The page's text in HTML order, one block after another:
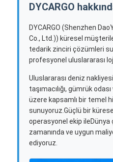
DYCARGO
DYCARGO (Shenzhen
Co., Ltd.)) küresel
tedarik zinciri çözümleri
profesyonel uluslararası
Uluslararası deniz
taşımacılığı, gümrük
üzere kapsamlı bir temel
sunuyoruz.Güçlü bir
operasyonel ekip ileDünya
zamanında ve uygun
ediyoruz.